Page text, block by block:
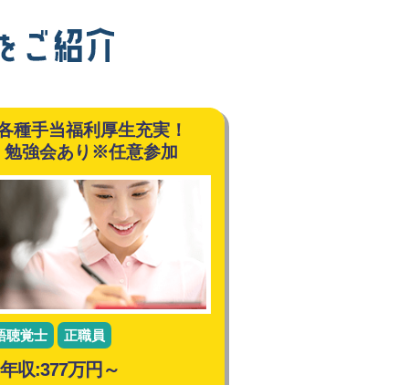
種手当福利厚生充実！
勉強会あり※任意参加
聴覚士 正職員
年収:377万円～